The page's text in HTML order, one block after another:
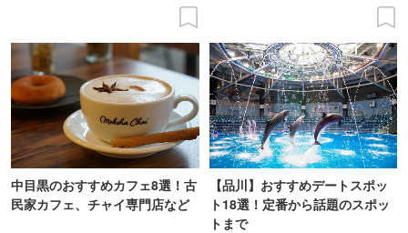
中目黒のおすすめカフェ8選！古
民家カフェ、チャイ専門店など
【品川】おすすめデートスポッ
ト18選！定番から話題のスポッ
トまで